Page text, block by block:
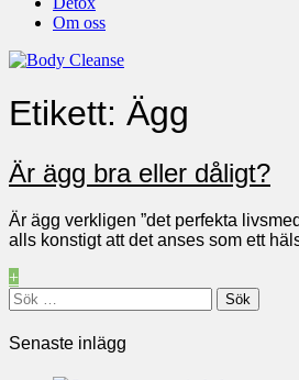
Om oss
Etikett: Ägg
Är ägg bra eller dåligt?
Är ägg verkligen ”det perfekta
alls konstigt att det anses som ett
+
Sök
efter:
Senaste inlägg